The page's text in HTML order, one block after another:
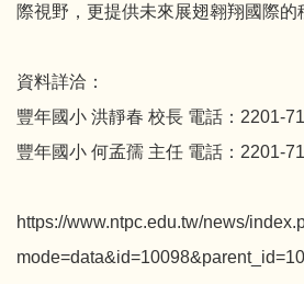
際視野，更提供未來展翅翱翔國際的
資料詳洽：
豐年國小 洪靜春 校長 電話：2201-
豐年國小 何孟孺 主任 電話：2201-
https://www.ntpc.edu.tw/news/